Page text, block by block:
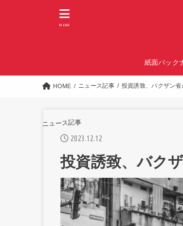
紙面バック
MENU
HOME ニュース記事 投資誘致、バクザン省
ニュース記事
2023.12.12
投資誘致、バク